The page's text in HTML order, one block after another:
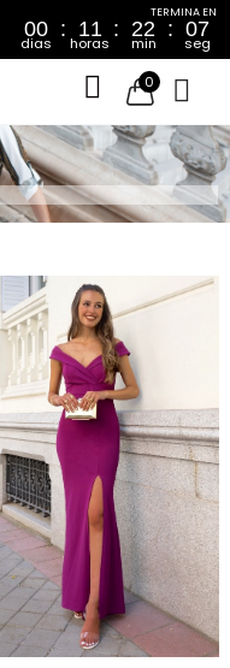
00
dias
11
horas
22
min
03
seg
0